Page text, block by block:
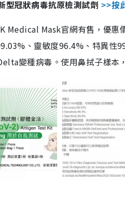
型冠狀病毒抗原檢測試劑 >>按
Medical Mask官網有售，優
、靈敏度96.4%、特異性
變種病毒。使用鼻拭子樣本